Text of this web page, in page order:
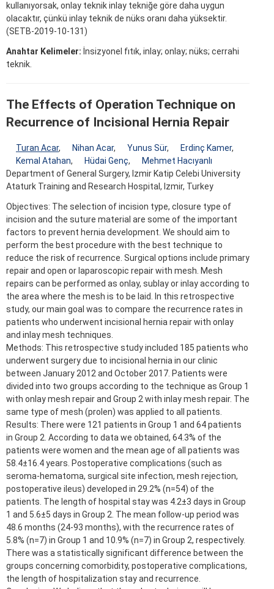
kullanıyorsak, onlay teknik inlay tekniğe göre daha uygun
olacaktır, çünkü inlay teknik de nüks oranı daha yüksektir.
(SETB-2019-10-131)
Anahtar Kelimeler: İnsizyonel fıtık, inlay; onlay; nüks; cerrahi
teknik.
The Effects of Operation Technique on
Recurrence of Incisional Hernia Repair
Turan Acar, Nihan Acar, Yunus Sür, Erdinç Kamer,
Kemal Atahan, Hüdai Genç,
Mehmet Hacıyanlı
Department of General Surgery, Izmir Katip Celebi University
Ataturk Training and Research Hospital, Izmir, Turkey
Objectives: The selection of incision type, closure type of
incision and the suture material are some of the important
factors to prevent hernia development. We should aim to
perform the best procedure with the best technique to
reduce the risk of recurrence. Surgical options include primary
repair and open or laparoscopic repair with mesh. Mesh
repairs can be performed as onlay, sublay or inlay according to
the area where the mesh is to be laid. In this retrospective
study, our main goal was to compare the recurrence rates in
patients who underwent incisional hernia repair with onlay
and inlay mesh techniques.
Methods: This retrospective study included 185 patients who
underwent surgery due to incisional hernia in our clinic
between January 2012 and October 2017. Patients were
divided into two groups according to the technique as Group 1
with onlay mesh repair and Group 2 with inlay mesh repair. The
same type of mesh (prolen) was applied to all patients.
Results: There were 121 patients in Group 1 and 64 patients
in Group 2. According to data we obtained, 64.3% of the
patients were women and the mean age of all patients was
58.4±16.4 years. Postoperative complications (such as
seroma-hematoma, surgical site infection, mesh rejection,
postoperative ileus) developed in 29.2% (n=54) of the
patients. The length of hospital stay was 4.2±3 days in Group
1 and 5.6±5 days in Group 2. The mean follow-up period was
48.6 months (24-93 months), with the recurrence rates of
5.8% (n=7) in Group 1 and 10.9% (n=7) in Group 2, respectively.
There was a statistically significant difference between the
groups concerning comorbidity, postoperative complications,
the length of hospitalization stay and recurrence.